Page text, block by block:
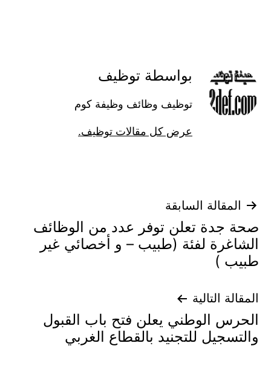
بواسطة توظيف
توظيف وظائف وظيفة كوم
عرض كل مقالات توظيف.
تصفّح
المقالات
المقالة السابقة
صحة جدة تعلن توفر عدد من الوظائف
الشاغرة لفئة (طبيب – و أخصائي غير
طبيب )
المقالة التالية
الحرس الوطني يعلن فتح باب القبول
والتسجيل للتجنيد بالقطاع الغربي